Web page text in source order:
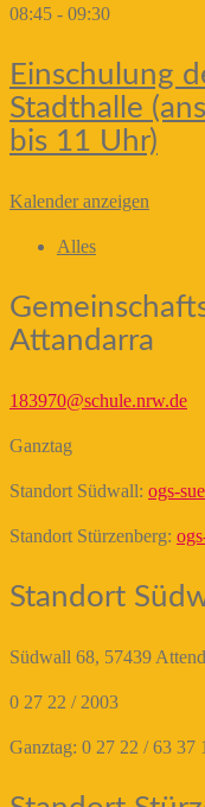
08:45 - 09:30
Einschulung
Stadthalle
bis 11 Uhr)
Kalender anzeigen
Alles
Attandarra
183970@schule.nrw.de
Ganztag
Standort Südwall: ogs-
Standort Stürzenberg:
Standort
Südwall 68, 57439
0 27 22 / 2003
Ganztag: 0 27 22 / 63 37